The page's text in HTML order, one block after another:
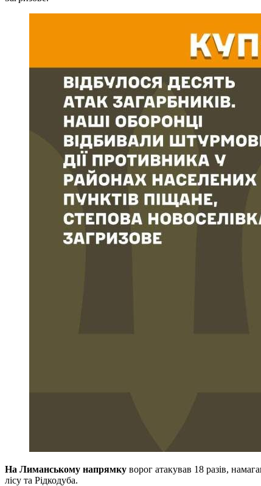
На Лиманському напрямку ворог атакував 18 разів,
лісу та Рідкодуба.